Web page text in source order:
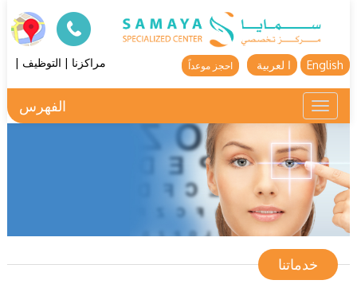
English ا لعربية احجز موعداً مراكزنا|التوظيف |
Toggle
navigation
الفهرس
خدماتنا